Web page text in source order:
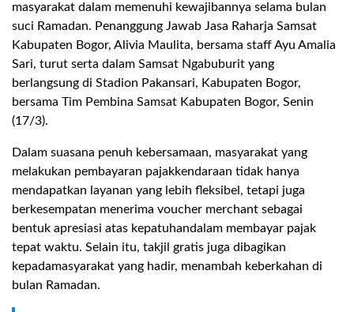
masyarakat dalam memenuhi kewajibannya selama bulan
suci Ramadan. Penanggung Jawab Jasa Raharja Samsat
Kabupaten Bogor, Alivia Maulita, bersama staff Ayu Amalia
Sari, turut serta dalam Samsat Ngabuburit yang
berlangsung di Stadion Pakansari, Kabupaten Bogor,
bersama Tim Pembina Samsat Kabupaten Bogor, Senin
(17/3).
Dalam suasana penuh kebersamaan, masyarakat yang
melakukan pembayaran pajakkendaraan tidak hanya
mendapatkan layanan yang lebih fleksibel , tetapi juga
berkesempatan menerima voucher merchant sebagai
bentuk apresiasi atas kepatuhandalam membayar pajak
tepat waktu. Selain itu, takjil gratis juga dibagikan
kepadamasyarakat yang hadir, menambah keberkahan di
bulan Ramadan.
.